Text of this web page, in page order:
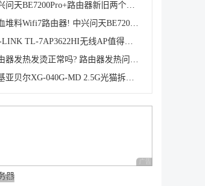
中兴问天BE7200Pro+路由器新旧两个版本有什么区别? 两
满血堆料Wifi7路由器! 中兴问天BE7200MAX拆机评测
TP-LINK TL-7AP3622HI无线AP值得购买吗? TL-7AP3622HI
路由器发热发烫正常吗? 路由器发热问题的原因分析和解
诺基亚贝尔XG-040G-MD 2.5G光猫拆解测评
广告 商业广告，理性
广告 商业广告，理性选择